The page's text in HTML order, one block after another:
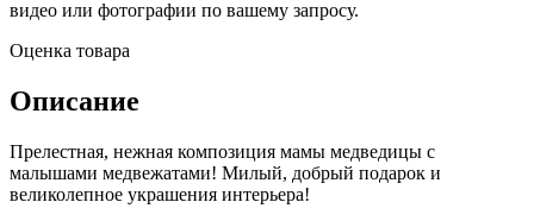
видео или фотографии по вашему запросу.
Оценка товара
Описание
Прелестная, нежная композиция мамы медведицы с
малышами медвежатами! Милый, добрый подарок и
великолепное украшения интерьера!